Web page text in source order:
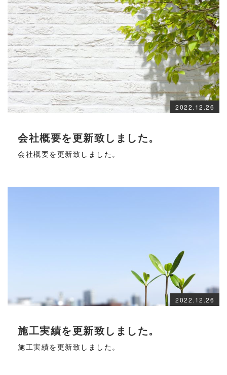
2022.12.26
会社概要を更新致しました。
会社概要を更新致しました。
2022.12.26
施工実績を更新致しました。
施工実績を更新致しました。